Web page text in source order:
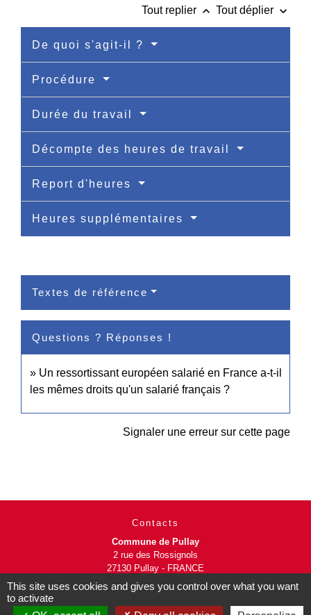
Tout replier keyboard_arrow_up Tout déplier keyboard_arrow_down
De quoi s'agit-il ?
Procédure
Durée du travail
Décompte des heures de travail
Report d'heures
Heures supplémentaires
Textes de référence
Questions ? Réponses !
Un ressortissant européen salarié en France a-t-il
les mêmes droits qu'un salarié français ?
Signaler une erreur sur cette page
Contacts
Commune de Pullay
2 rue des Rossignols
27130 Pullay - FRANCE
+33 2 32 32 18 58
Site internet :
This site uses cookies and gives you control over what you want
to activate